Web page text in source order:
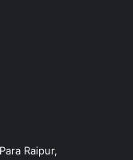
Raipur,